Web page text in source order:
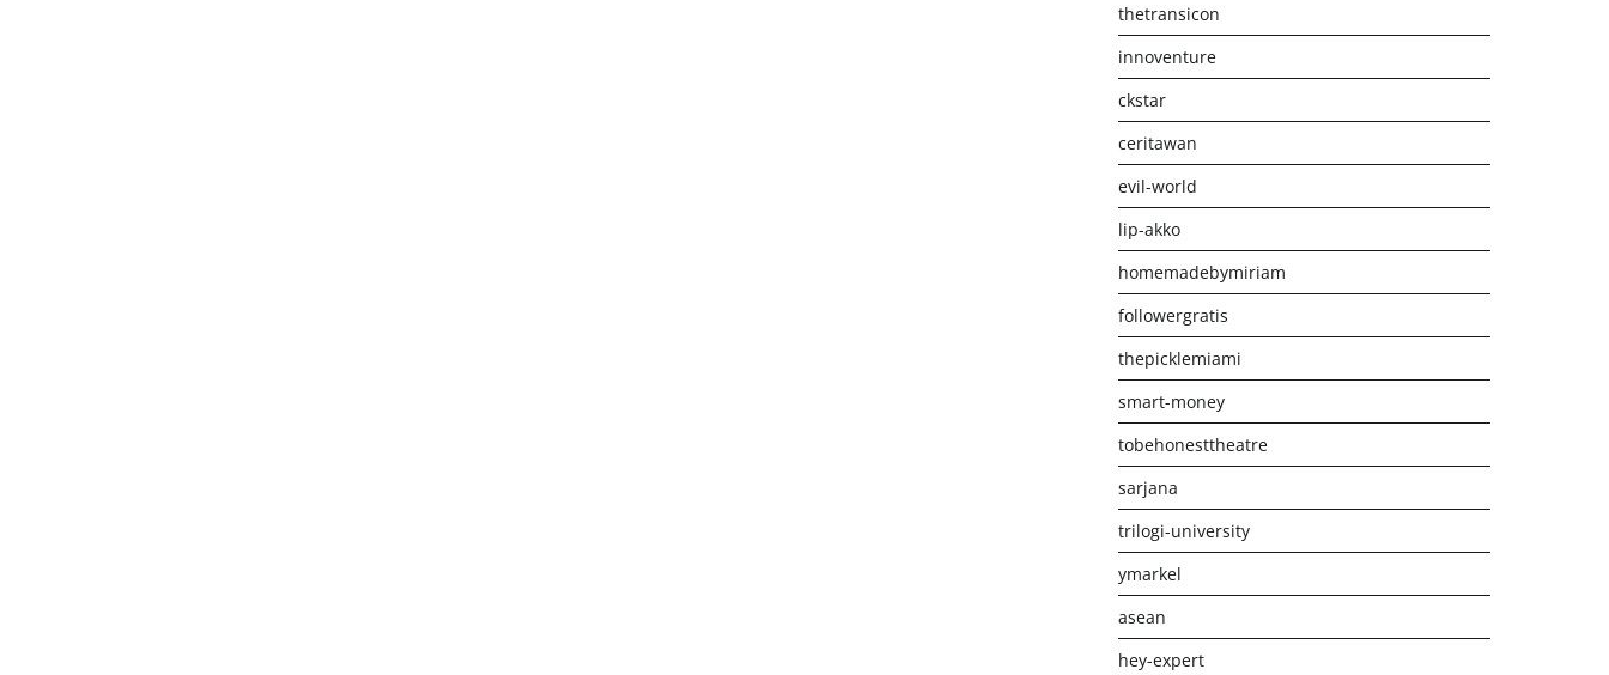
thetransicon
innoventure
ckstar
ceritawan
evil-world
lip-akko
homemadebymiriam
followergratis
thepicklemiami
smart-money
tobehonesttheatre
sarjana
trilogi-university
ymarkel
asean
hey-expert